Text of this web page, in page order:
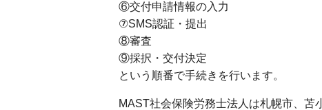
⑥交付申請情報の入力
⑦SMS認証・提出
⑧審査
⑨採択・交付決定
という順番で手続きを行います。
MAST社会保険労務士法人は札幌市、苫